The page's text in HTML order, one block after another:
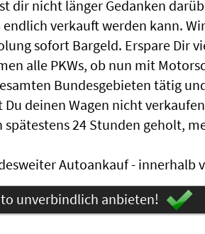
dir nicht länger Gedanken
endlich verkauft werden kann.
sofort Bargeld. Erspare Dir
alle PKWs, ob nun mit
Bundesgebieten tätig
Du deinen Wagen nicht
spätestens 24 Stunden geholt,
Autoankauf - innerhalb
unverbindlich anbieten!